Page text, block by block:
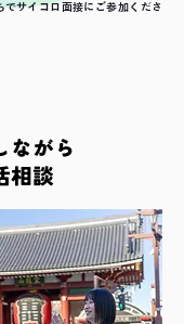
サイコロ面接にご参加くださ
ながら
相談